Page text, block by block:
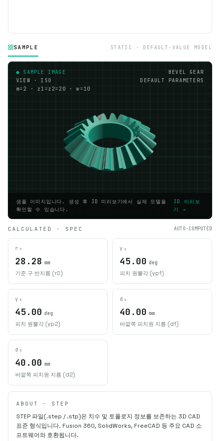
SAMPLE STATIC · DEFAULT-VALUE MODEL
● SAMPLE IMAGE
VIEW · ISO
m=2 · z1=z2=20 · w=10
BEVEL GEAR
DEFAULT PARAMETERS
샘플 이미지입니다. 생성 후 3D 미리보기에서 실제 모델을
확인할 수 있습니다.
3D 미리보
기 →
CALCULATED · SPEC AUTO-COMPUTED
r₀
28.28 mm
기준 구 반지름 (r0)
γ₁
45.00 deg
피치 원뿔각 (γp1)
γ₂
45.00 deg
피치 원뿔각 (γp2)
d₁
40.00 mm
바깥쪽 피치원 지름 (d1)
d₂
40.00 mm
바깥쪽 피치원 지름 (d2)
ABOUT · STEP
STEP 파일(.step / .stp)은 치수 및 토폴로지 정보를 보존하는 3D CAD
표준 형식입니다. Fusion 360, SolidWorks, FreeCAD 등 주요 CAD 소
프트웨어와 호환됩니다.